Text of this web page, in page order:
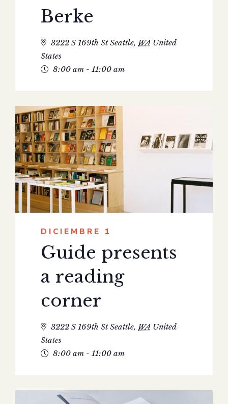
Berke
3222 S 169th St Seattle, WA United
States
8:00 am - 11:00 am
DICIEMBRE 1
Guide presents
a reading
corner
3222 S 169th St Seattle, WA United
States
8:00 am - 11:00 am